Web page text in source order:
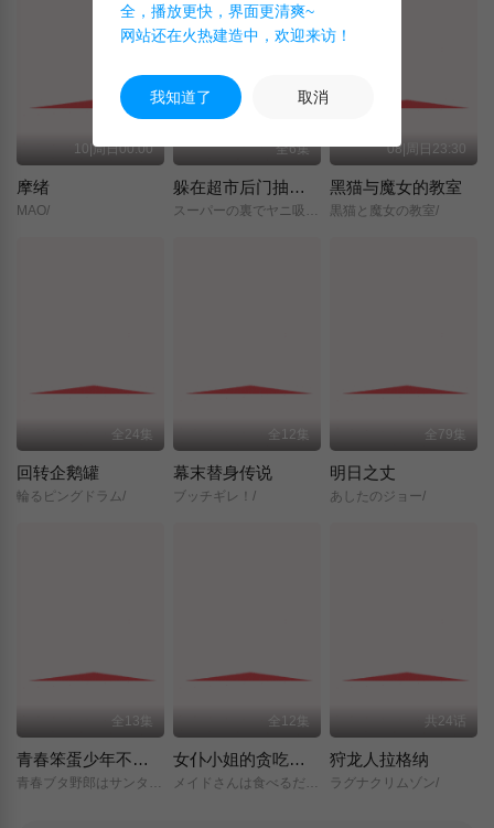
10|周日00:00
摩绪
MAO/
全6集
躲在超市后门抽烟的两人
スーパーの裏でヤニ吸うふたり/
08|周日23:30
黑猫与魔女的教室
黒猫と魔女の教室/
全24集
回转企鹅罐
輪るピングドラム/
全12集
幕末替身传说
ブッチギレ！/
全79集
明日之丈
あしたのジョー/
全13集
青春笨蛋少年不做圣诞服女郎的梦
全12集
女仆小姐的贪吃日常
メイドさんは食べるだけ/
共24话
狩龙人拉格纳
ラグナクリムゾン/
全，播放更快，界面更清爽~
网站还在火热建造中，欢迎来访！
我知道了 取消